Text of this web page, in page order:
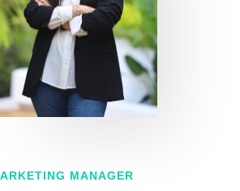
MANAGER